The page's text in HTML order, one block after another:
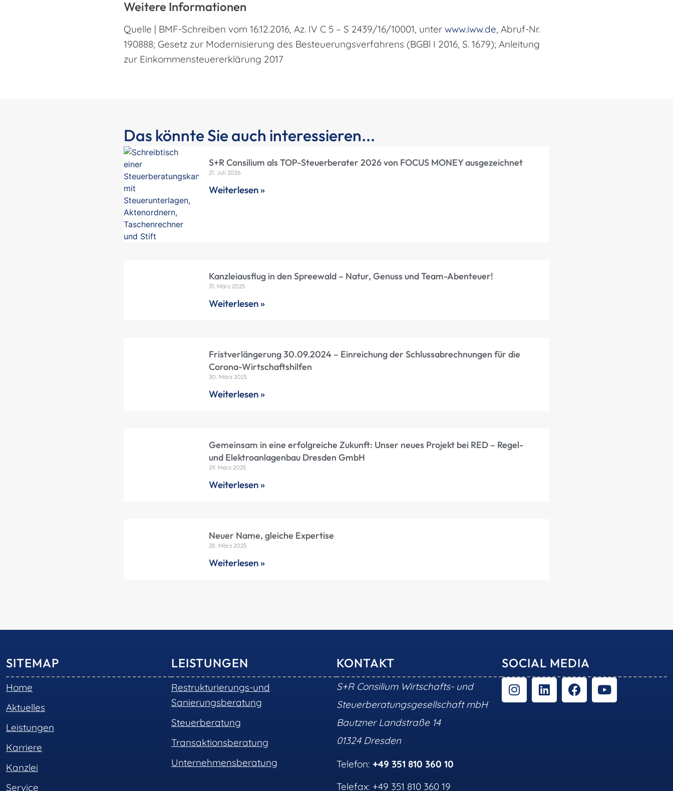
Weitere Informationen
Quelle | BMF-Schreiben vom 16.12.2016, Az. IV C 5 – S 2439/16/10001, unter www.iww.de, Abruf-Nr.
190888; Gesetz zur Modernisierung des Besteuerungsverfahrens (BGBl I 2016, S. 1679); Anleitung
zur Einkommensteuererklärung 2017
Das könnte Sie auch interessieren...
S+R Consilium als TOP-Steuerberater 2026 von FOCUS MONEY ausgezeichnet
21. Juli 2026
Weiterlesen »
Kanzleiausflug in den Spreewald – Natur, Genuss und Team-Abenteuer!
31. März 2025
Weiterlesen »
Fristverlängerung 30.09.2024 – Einreichung der Schlussabrechnungen für die
Corona-Wirtschaftshilfen
30. März 2025
Weiterlesen »
Gemeinsam in eine erfolgreiche Zukunft: Unser neues Projekt bei RED – Regel-
und Elektroanlagenbau Dresden GmbH
29. März 2025
Weiterlesen »
Neuer Name, gleiche Expertise
28. März 2025
Weiterlesen »
SITEMAP
Home
Aktuelles
Leistungen
Karriere
Kanzlei
Service
LEISTUNGEN
Restrukturierungs-und
Sanierungsberatung
Steuerberatung
Transaktionsberatung
Unternehmensberatung
KONTAKT
S+R Consilium Wirtschafts- und
Steuerberatungsgesellschaft mbH
Bautzner Landstraße 14
01324 Dresden
Telefon: +49 351 810 360 10
Telefax: +49 351 810 360 19
SOCIAL MEDIA